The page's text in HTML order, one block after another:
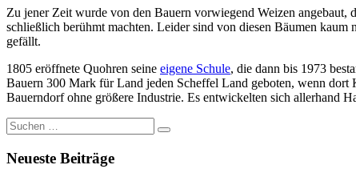
Zu jener Zeit wurde von den Bauern vorwiegend Weizen angebaut,
schließlich berühmt machten. Leider sind von diesen Bäumen
gefällt.
1805 eröffnete Quohren seine eigene Schule, die dann bis 1973
Bauern 300 Mark für Land jeden Scheffel Land geboten, wenn
Bauerndorf ohne größere Industrie. Es entwickelten sich allerhand
Suche
nach:
Neueste Beiträge